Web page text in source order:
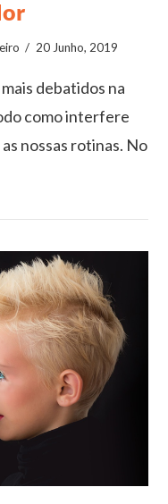
20 Junho, 2019
debatidos na
como interfere
nossas rotinas. No